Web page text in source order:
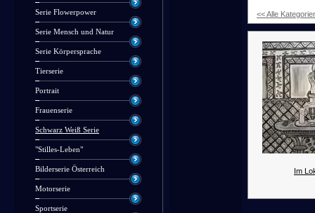
Serie Flowerpower
Serie Mensch und Natur
Serie Körpersprache
Tierserie
Portrait
Frauenserie
Schwarz Weiß Serie
"Stilles-Leben"
Bilderserie Österreich
Motorserie
Sportserie
<< Alle
Im